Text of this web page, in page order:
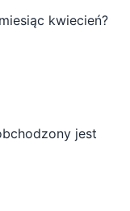
kwiecień?
jest